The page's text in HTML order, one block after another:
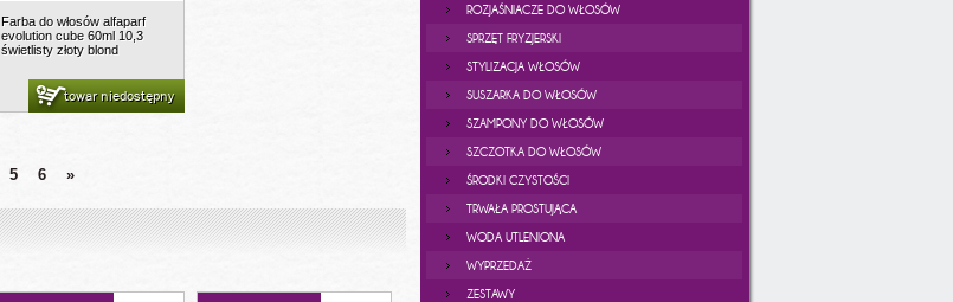
Farba do włosów alfaparf
evolution cube 60ml 10,3
świetlisty złoty blond
towar niedostępny
5 6 »
ROZJAŚNIACZE DO WŁOSÓW
SPRZĘT FRYZJERSKI
STYLIZACJA WŁOSÓW
SUSZARKA DO WŁOSÓW
SZAMPONY DO WŁOSÓW
SZCZOTKA DO WŁOSÓW
ŚRODKI CZYSTOŚCI
TRWAŁA PROSTUJĄCA
WODA UTLENIONA
WYPRZEDAŻ
ZESTAWY